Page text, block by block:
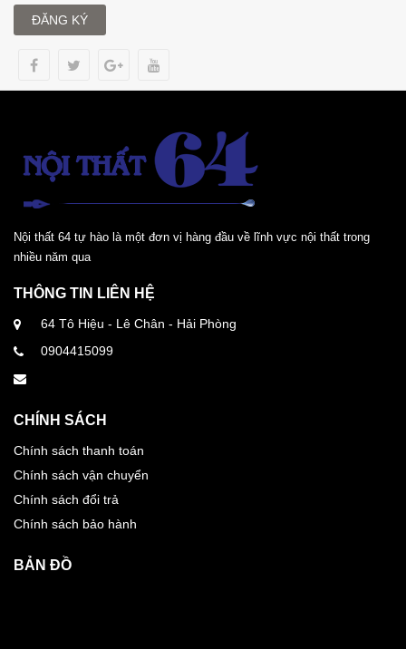
ĐĂNG KÝ
Nội thất 64 tự hào là một đơn vị hàng đầu về lĩnh vực nội thất trong
nhiều năm qua
THÔNG TIN LIÊN HỆ
64 Tô Hiệu - Lê Chân - Hải Phòng
0904415099
CHÍNH SÁCH
Chính sách thanh toán
Chính sách vận chuyển
Chính sách đổi trả
Chính sách bảo hành
BẢN ĐỒ